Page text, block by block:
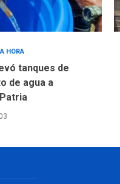
5
HORA
tanques de
de agua a